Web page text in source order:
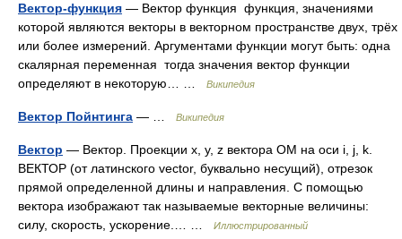
Вектор-функция — Вектор функция функция, значениями
которой являются векторы в векторном пространстве двух, трёх
или более измерений. Аргументами функции могут быть: одна
скалярная переменная тогда значения вектор функции
определяют в некоторую… …
Википедия
Вектор Пойнтинга — … Википедия
Вектор — Вектор. Проекции x, y, z вектора OM на оси i, j, k.
ВЕКТОР (от латинского vector, буквально несущий), отрезок
прямой определенной длины и направления. С помощью
вектора изображают так называемые векторные величины:
силу, скорость, ускорение.… …
Иллюстрированный